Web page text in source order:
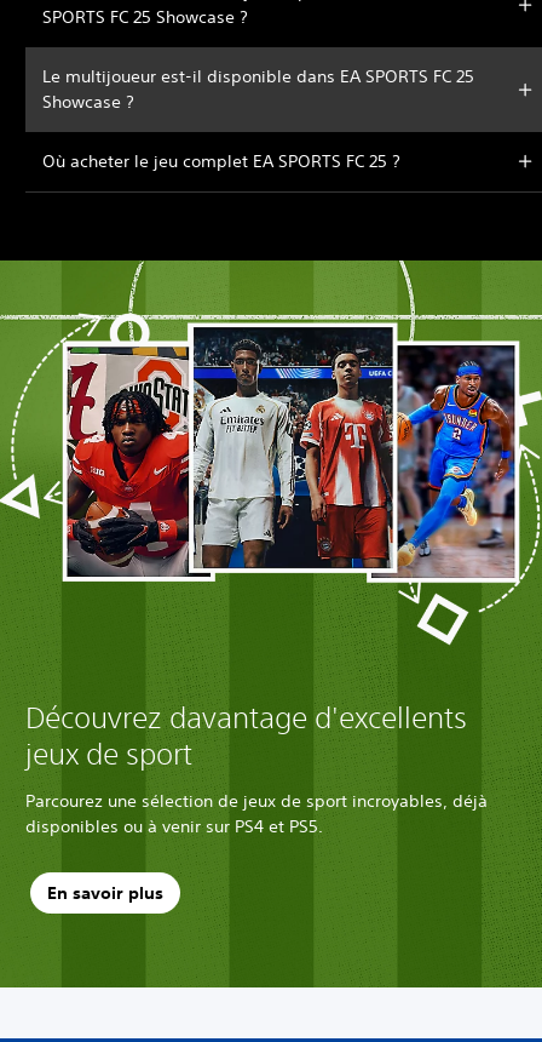
SPORTS FC 25 Showcase ?
Le multijoueur est-il disponible dans EA SPORTS FC 25
Showcase ?
Où acheter le jeu complet EA SPORTS FC 25 ?
Découvrez davantage d'excellents
jeux de sport
Parcourez une sélection de jeux de sport incroyables, déjà
disponibles ou à venir sur PS4 et PS5.
En savoir plus